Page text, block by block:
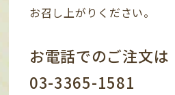
お召し上がりください。
お電話でのご注文は
03-3365-1581